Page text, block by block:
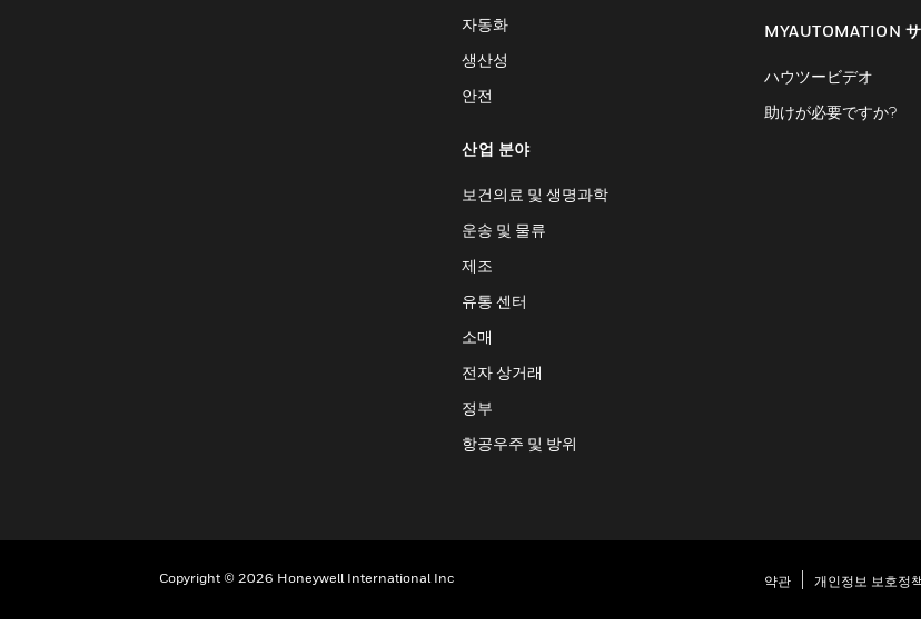
자동화
생산성
안전
산업 분야
보건의료 및 생명과학
운송 및 물류
제조
유통 센터
소매
전자 상거래
정부
항공우주 및 방위
MYAUTOMATION
ハウツービデオ
助けが必要ですか?
Copyright © 2026 Honeywell International Inc 약관 개인정보 보호정